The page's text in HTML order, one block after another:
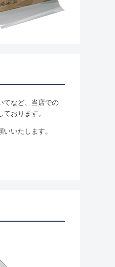
てなど、当店での
おります。
いたします。